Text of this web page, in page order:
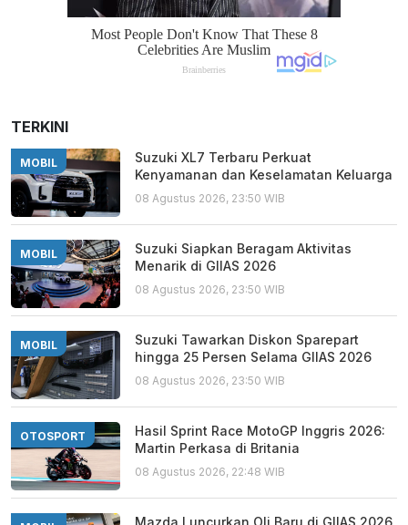
TERKINI
MOBIL
Suzuki XL7 Terbaru Perkuat
Kenyamanan dan Keselamatan Keluarga
08 Agustus 2026, 23:50 WIB
MOBIL
Suzuki Siapkan Beragam Aktivitas
Menarik di GIIAS 2026
08 Agustus 2026, 23:50 WIB
MOBIL
Suzuki Tawarkan Diskon Sparepart
hingga 25 Persen Selama GIIAS 2026
08 Agustus 2026, 23:50 WIB
OTOSPORT
Hasil Sprint Race MotoGP Inggris 2026:
Martin Perkasa di Britania
08 Agustus 2026, 22:48 WIB
Mazda Luncurkan Oli Baru di GIIAS 2026,